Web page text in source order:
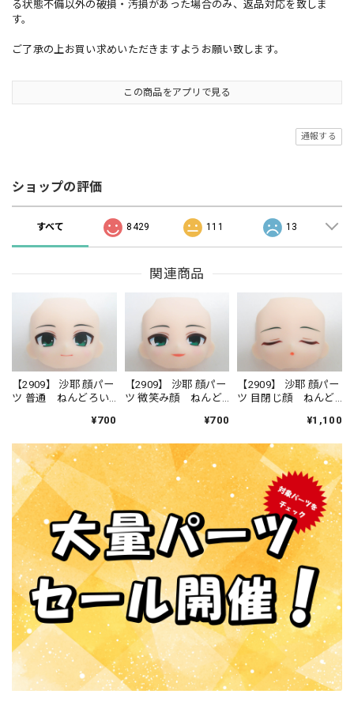
る状態不備以外の破損・汚損があった場合のみ、返品対応を致しま
す。
ご了承の上お買い求めいただきますようお願い致します。
この商品をアプリで見る
通報する
ショップの評価
すべて 8429 111 13
関連商品
【2909】 沙耶 顔パー
ツ 普通 ねんどろい
¥700
【2909】 沙耶 顔パー
ツ 微笑み顔 ねんど
¥700
【2909】 沙耶 顔パー
ツ 目閉じ顔 ねんど
¥1,100